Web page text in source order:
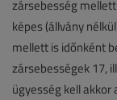
zársebesség
képes (állvány
mellett is időnként
zársebességek 17,
ügyesség kell akkor